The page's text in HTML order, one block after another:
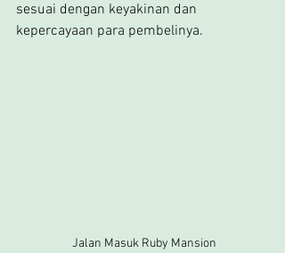
sesuai dengan keyakinan dan
kepercayaan para pembelinya.
Jalan Masuk Ruby Mansion